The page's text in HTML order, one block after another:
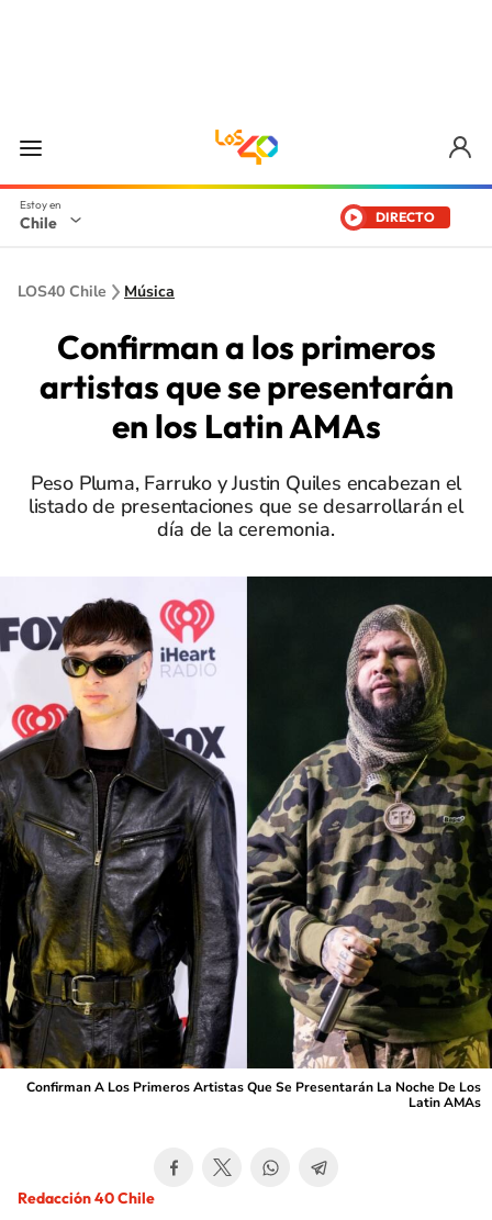
Chile DIRECTO
LOS40 Chile Música
Confirman a los primeros
artistas que se presentarán
en los Latin AMAs
Peso Pluma, Farruko y Justin Quiles encabezan el
listado de presentaciones que se desarrollarán el
día de la ceremonia.
Confirman A Los Primeros Artistas Que Se Presentarán La Noche De Los
Latin AMAs
Redacción 40 Chile